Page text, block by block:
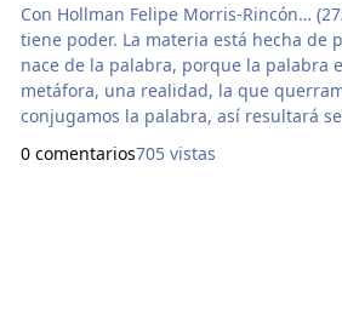
Con Hollman Felipe Morris-Rincón…
tiene poder. La materia está hecha de
nace de la palabra, porque la palabra
metáfora, una realidad, la que
conjugamos la palabra, así resultará
pare, entonces se hace objetiva. De
0 comentarios705 vistas